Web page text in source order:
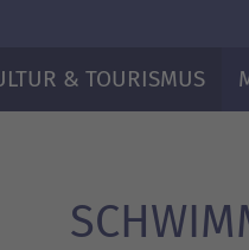
& TOURISMUS